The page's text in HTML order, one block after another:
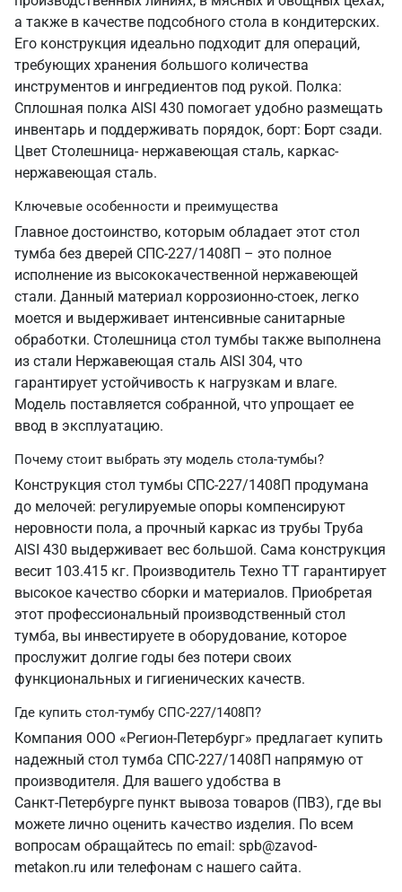
а также в качестве подсобного стола в кондитерских.
Его конструкция идеально подходит для операций,
требующих хранения большого количества
инструментов и ингредиентов под рукой. Полка:
Сплошная полка AISI 430 помогает удобно размещать
инвентарь и поддерживать порядок, борт: Борт сзади.
Цвет Столешница- нержавеющая сталь, каркас-
нержавеющая сталь.
Ключевые особенности и преимущества
Главное достоинство, которым обладает этот стол
тумба без дверей СПС-227/1408П – это полное
исполнение из высококачественной нержавеющей
стали. Данный материал коррозионно-стоек, легко
моется и выдерживает интенсивные санитарные
обработки. Столешница стол тумбы также выполнена
из стали Нержавеющая сталь AISI 304, что
гарантирует устойчивость к нагрузкам и влаге.
Модель поставляется собранной, что упрощает ее
ввод в эксплуатацию.
Почему стоит выбрать эту модель стола-тумбы?
Конструкция стол тумбы СПС-227/1408П продумана
до мелочей: регулируемые опоры компенсируют
неровности пола, а прочный каркас из трубы Труба
AISI 430 выдерживает вес большой. Сама конструкция
весит 103.415 кг. Производитель Техно ТТ гарантирует
высокое качество сборки и материалов. Приобретая
этот профессиональный производственный стол
тумба, вы инвестируете в оборудование, которое
прослужит долгие годы без потери своих
функциональных и гигиенических качеств.
Где купить стол-тумбу СПС-227/1408П?
Компания ООО «Регион-Петербург» предлагает купить
надежный стол тумба СПС-227/1408П напрямую от
производителя. Для вашего удобства в
Санкт‑Петербурге пункт вывоза товаров (ПВЗ), где вы
можете лично оценить качество изделия. По всем
вопросам обращайтесь по email: spb@zavod-
metakon.ru или телефонам с нашего сайта.